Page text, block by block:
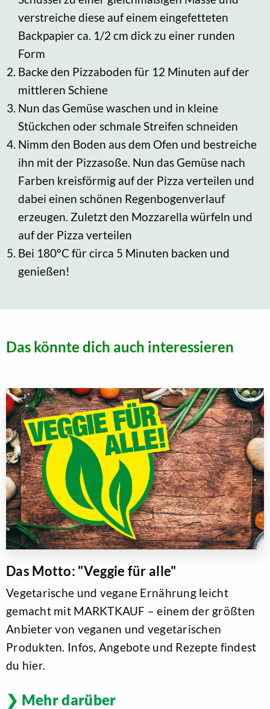
verstreiche diese auf einem eingefetteten
Backpapier ca. 1/2 cm dick zu einer runden
Form
Backe den Pizzaboden für 12 Minuten auf der
mittleren Schiene
Nun das Gemüse waschen und in kleine
Stückchen oder schmale Streifen schneiden
Nimm den Boden aus dem Ofen und bestreiche
ihn mit der Pizzasoße. Nun das Gemüse nach
Farben kreisförmig auf der Pizza verteilen und
dabei einen schönen Regenbogenverlauf
erzeugen. Zuletzt den Mozzarella würfeln und
auf der Pizza verteilen
Bei 180°C für circa 5 Minuten backen und
genießen!
Das könnte dich auch interessieren
Das Motto: "Veggie für alle"
Vegetarische und vegane Ernährung leicht
gemacht mit MARKTKAUF – einem der größten
Anbieter von veganen und vegetarischen
Produkten. Infos, Angebote und Rezepte findest
du hier.
Mehr darüber